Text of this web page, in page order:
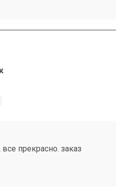
прекрасно. заказ